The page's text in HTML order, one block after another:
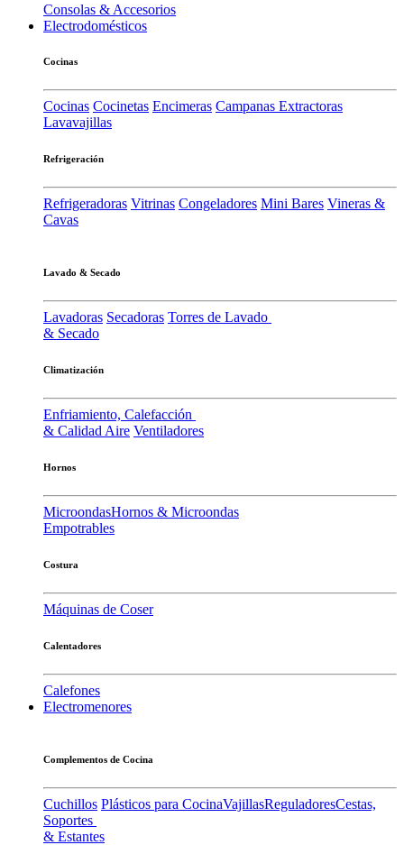
Consolas & Accesorios
Electrodomésticos
Cocinas
Cocinas Cocinetas Encimeras Campanas Extractoras
Lavavajillas
Refrigeración
Refrigeradoras Vitrinas Congeladores Mini Bares Vineras &
Cavas
Lavado & Secado
Lavadoras Secadoras Torres de Lavado
& Secado
Climatización
Enfriamiento, Calefacción
& Calidad Aire Ventiladores
Hornos
MicroondasHornos & Microondas
Empotrables
Costura
Máquinas de Coser
Calentadores
Calefones
Electromenores
Complementos de Cocina
Cuchillos Plásticos para CocinaVajillasReguladoresCestas,
Soportes
& Estantes